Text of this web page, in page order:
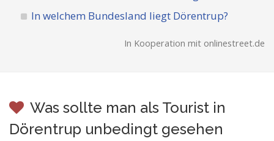
In welchem Bundesland liegt Dörentrup?
In Kooperation mit onlinestreet.de
Was sollte man als Tourist in
Dörentrup unbedingt gesehen